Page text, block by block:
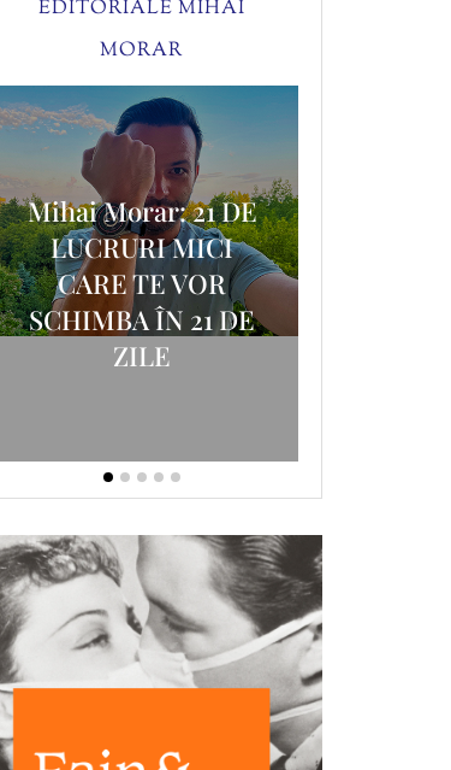
EDITORIALE MIHAI
MORAR
Mihai Morar: 21 DE
LUCRURI MICI
CARE TE VOR
SCHIMBA ÎN 21 DE
ZILE